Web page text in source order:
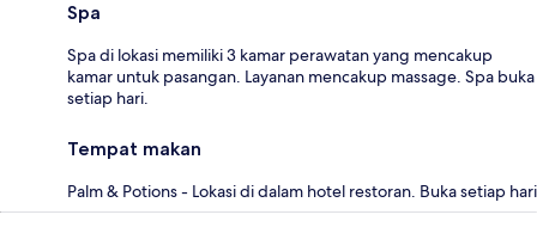
Spa
Spa di lokasi memiliki 3 kamar perawatan yang mencakup
kamar untuk pasangan. Layanan mencakup massage. Spa buka
setiap hari.
Tempat makan
Palm & Potions - Lokasi di dalam hotel restoran. Buka setiap hari